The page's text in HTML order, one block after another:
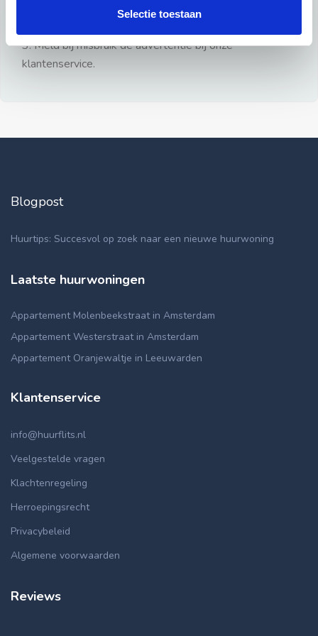
Selectie toestaan
3: Meld bij misbruik de advertentie bij onze
klantenservice.
Blogpost
Huurtips: Succesvol op zoek naar een nieuwe huurwoning
Laatste huurwoningen
Appartement Molenbeekstraat in Amsterdam
Appartement Westerstraat in Amsterdam
Appartement Oranjewaltje in Leeuwarden
Klantenservice
info@huurflits.nl
Veelgestelde vragen
Klachtenregeling
Herroepingsrecht
Privacybeleid
Algemene voorwaarden
Reviews